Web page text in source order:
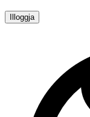
Illoggja